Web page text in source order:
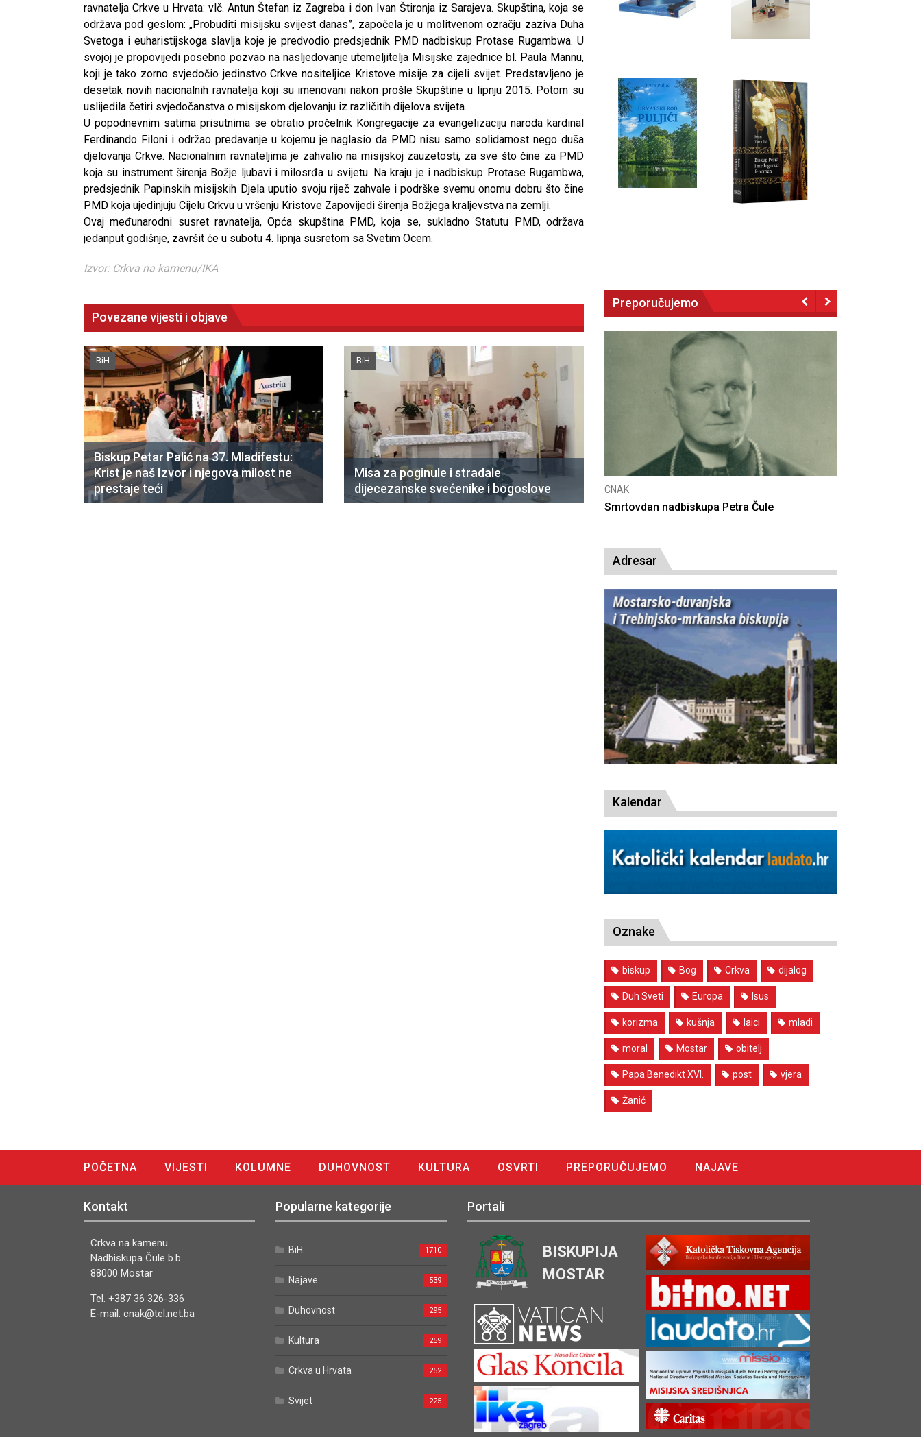
ravnatelja Crkve u Hrvata: vlč. Antun Štefan iz Zagreba i don Ivan Štironja iz Sarajeva. Skupština, koja se
održava pod geslom: „Probuditi misijsku svijest danas”, započela je u molitvenom ozračju zaziva Duha
Svetoga i euharistijskoga slavlja koje je predvodio predsjednik PMD nadbiskup Protase Rugambwa. U
svojoj je propovijedi posebno pozvao na nasljedovanje utemeljitelja Misijske zajednice bl. Paula Mannu,
koji je tako zorno svjedočio jedinstvo Crkve nositeljice Kristove misije za cijeli svijet. Predstavljeno je
desetak novih nacionalnih ravnatelja koji su imenovani nakon prošle Skupštine u lipnju 2015. Potom su
uslijedila četiri svjedočanstva o misijskom djelovanju iz različitih dijelova svijeta.
U popodnevnim satima prisutnima se obratio pročelnik Kongregacije za evangelizaciju naroda kardinal
Ferdinando Filoni i održao predavanje u kojemu je naglasio da PMD nisu samo solidarnost nego duša
djelovanja Crkve. Nacionalnim ravnateljima je zahvalio na misijskoj zauzetosti, za sve što čine za PMD
koja su instrument širenja Božje ljubavi i milosrđa u svijetu. Na kraju je i nadbiskup Protase Rugambwa,
predsjednik Papinskih misijskih Djela uputio svoju riječ zahvale i podrške svemu onomu dobru što čine
PMD koja ujedinjuju Cijelu Crkvu u vršenju Kristove Zapovijedi širenja Božjega kraljevstva na zemlji.
Ovaj međunarodni susret ravnatelja, Opća skupština PMD, koja se, sukladno Statutu PMD, održava
jedanput godišnje, završit će u subotu 4. lipnja susretom sa Svetim Ocem.
Izvor: Crkva na kamenu/IKA
Povezane vijesti i objave
BiH
Biskup Petar Palić na 37. Mladifestu:
Krist je naš Izvor i njegova milost ne
prestaje teći
BiH
Misa za poginule i stradale
dijecezanske svećenike i bogoslove
Preporučujemo
CNAK
Kad se nasilje pretvara u optužnicu
CNAK
Smrtovdan nadbiskupa Petra Čule
Deseta obljetnica poništenja komunističke
Adresar
Kalendar
Oznake
biskup Bog Crkva dijalog
Duh Sveti Europa Isus
korizma kušnja laici mladi
moral Mostar obitelj
Papa Benedikt XVI. post vjera
Žanić
POČETNA VIJESTI KOLUMNE DUHOVNOST KULTURA OSVRTI PREPORUČUJEMO
NAJAVE
Kontakt
Crkva na kamenu
Nadbiskupa Čule b.b.
88000 Mostar
Tel. +387 36 326-336
E-mail: cnak@tel.net.ba
Popularne kategorije
BiH 1710
Najave 539
Duhovnost 295
Kultura 259
Crkva u Hrvata 252
Svijet 225
Portali
BISKUPIJA
MOSTAR